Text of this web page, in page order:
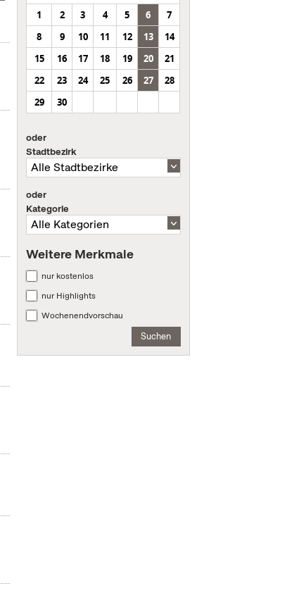
1
2 3 4 5 6
7
8
9 10 11 12 13
14
15
16 17 18 19 20
21
22
23 24 25 26 27
28
29
30
oder
Stadtbezirk
oder
Kategorie
Weitere Merkmale
nur kostenlos
nur Highlights
Wochenendvorschau
Suchen